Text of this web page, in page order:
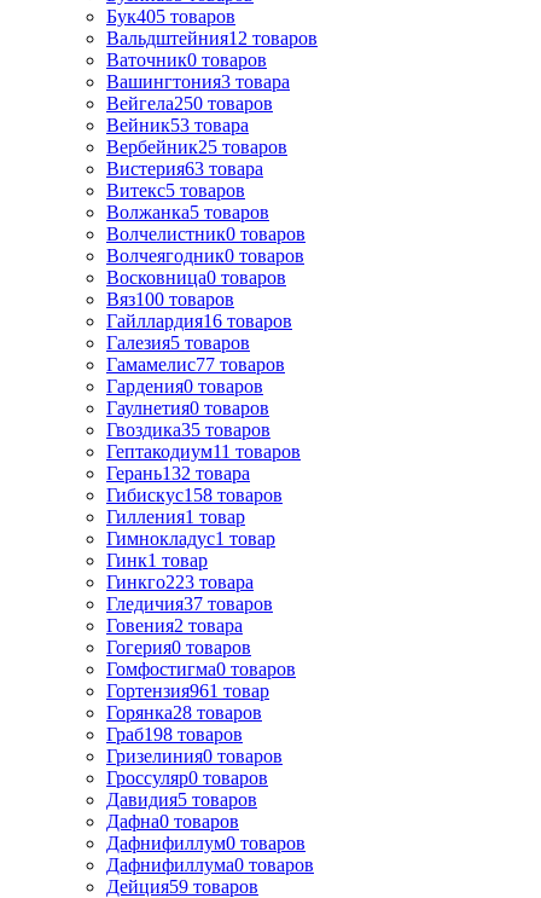
Бук405 товаров
Вальдштейния12 товаров
Ваточник0 товаров
Вашингтония3 товара
Вейгела250 товаров
Вейник53 товара
Вербейник25 товаров
Вистерия63 товара
Витекс5 товаров
Волжанка5 товаров
Волчелистник0 товаров
Волчеягодник0 товаров
Восковница0 товаров
Вяз100 товаров
Гайллардия16 товаров
Галезия5 товаров
Гамамелис77 товаров
Гардения0 товаров
Гаулнетия0 товаров
Гвоздика35 товаров
Гептакодиум11 товаров
Герань132 товара
Гибискус158 товаров
Гилления1 товар
Гимнокладус1 товар
Гинк1 товар
Гинкго223 товара
Гледичия37 товаров
Говения2 товара
Гогерия0 товаров
Гомфостигма0 товаров
Гортензия961 товар
Горянка28 товаров
Граб198 товаров
Гризелиния0 товаров
Гроссуляр0 товаров
Давидия5 товаров
Дафна0 товаров
Дафнифиллум0 товаров
Дафнифиллума0 товаров
Дейция59 товаров